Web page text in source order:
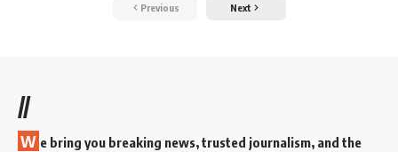
Previous Next
//
W e bring you breaking news, trusted journalism, and the